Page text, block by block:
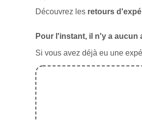
Découvrez les retours
Pour l'instant, il n'y a aucun
Si vous avez déjà eu une